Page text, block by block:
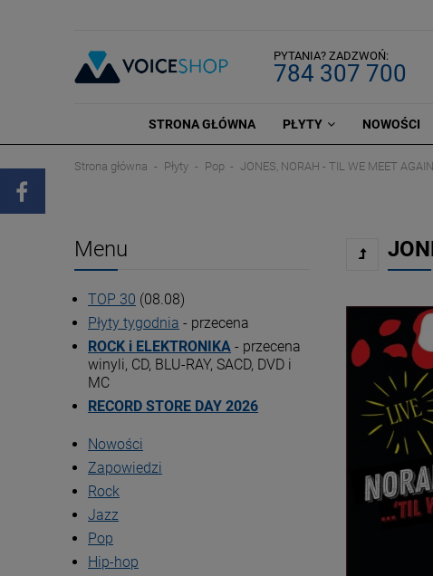
PYTANIA? ZADZWOŃ:
784 307 700
STRONA GŁÓWNA PŁYTY NOWOŚCI
Strona główna Płyty Pop JONES, NORAH - TIL WE MEET
Menu
TOP 30 (08.08)
Płyty tygodnia - przecena
ROCK i ELEKTRONIKA - przecena
winyli, CD, BLU-RAY, SACD, DVD i
MC
RECORD STORE DAY 2026
Nowości
Zapowiedzi
Rock
Jazz
Pop
Hip-hop